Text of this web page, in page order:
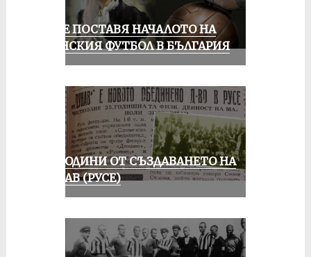
РУСЕ ПОСТАВЯ НАЧАЛОТО НА
ЖЕНСКИЯ ФУТБОЛ В БЪЛГАРИЯ
70 ГОДИНИ ОТ СЪЗДАВАНЕТО НА
ДУНАВ (РУСЕ)